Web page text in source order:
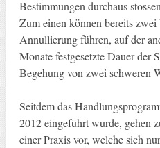
Bestimmungen durchaus
Zum einen können bereits
Annullierung führen, auf der
Monate festgesetzte Dauer der
Begehung von zwei schweren
Seitdem das
2012 eingeführt wurde, gehen
einer Praxis vor, welche sich